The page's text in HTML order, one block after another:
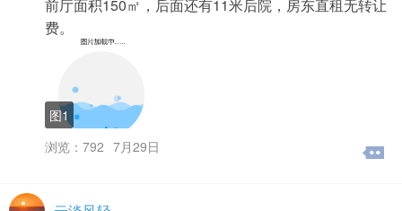
前厅面积150㎡，后面还有11米后院，房东直租无转让
费。
图1
浏览：792 7月29日